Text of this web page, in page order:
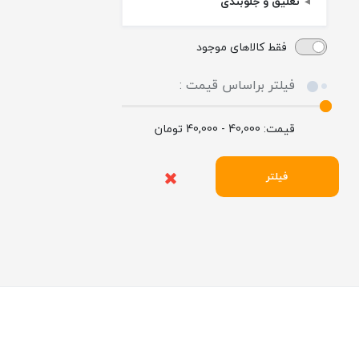
فقط کالاهای موجود
فیلتر براساس قیمت :
قیمت: 40,000 - 40,000 تومان
فیلتر